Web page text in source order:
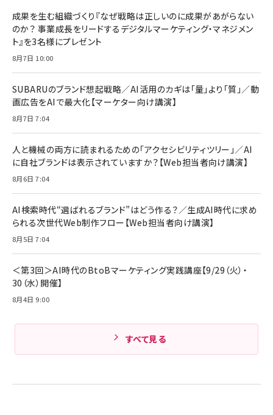
￥1,100
anan(アンアン)2026/07/08号 No.2502[2026
￥880
ママ投資家が育休中に１億貯めた株式投資
組織の成果を最大化する ルールのデザイン
￥1,980
Amazonランキングをもっと見る
すい ガイド枠付き いPhone17 (6.3インチ) 対応
2枚セット DSP25F1698
￥1,599
￥6,980
全ワイヤレスイヤホン/アクティブノイズキャンセリ
技術基準適合】ブラック
￥5,990
ケーブル Anker絡まないケーブル 240W 結束バン
ド付き USB PD対応 シリコン素材採用 iPhone
17 / 16 / 15 / Galaxy iPad Pro MacBook
Pro/Air 各種対応 (1.8m ミッドナイトブラック)
￥1,890
￥5,000
Anker PowerLine III Flow USB-C & USB-C
Pro/Air 各種対応 (1.8m ミッドナイトブラック)
￥1,890
サッポロ 生ビール 黒ラベル 350ml 缶 24本 ビー
ル ケース買い【6/30応募〆切! 黒ラベルビヤセラー
￥4,857
成果を生む組織づくり『なぜ戦略は正しいのに成果があがらない
のか？ 事業成長をリードするデジタルマーケティング・マネジメン
ト』を3名様にプレゼント
8月7日 10:00
SUBARUのブランド想起戦略／AI活用のカギは「量」より「質」／動
画広告をAIで最大化【マーケター向け講演】
8月7日 7:04
人と機械の両方に読まれるための「アクセシビリティツリー」／AI
に自社ブランドは表示されていますか？【Web担当者向け講演】
8月6日 7:04
AI検索時代“選ばれるブランド”はどう作る？／生成AI時代に求め
られる次世代Web制作フロー【Web担当者向け講演】
8月5日 7:04
＜第3回＞AI時代のBtoBマーケティング実践講座【9/29（火）・
30（水）開催】
8月4日 9:00
すべて見る